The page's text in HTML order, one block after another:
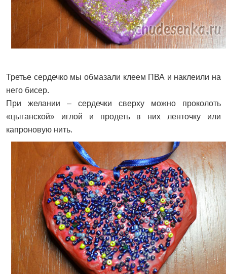
Третье сердечко мы обмазали клеем ПВА и наклеили на
него бисер.
При желании – сердечки сверху можно проколоть
«цыганской» иглой и продеть в них ленточку или
капроновую нить.